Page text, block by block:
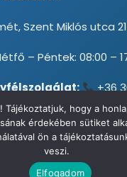
Szent Miklós utca
– Péntek: 08:00 –
+36
és Ruházati Webáruház -
Tájékoztatjuk, hogy a
érdekében sütiket
ön a
veszi.
Elfogadom